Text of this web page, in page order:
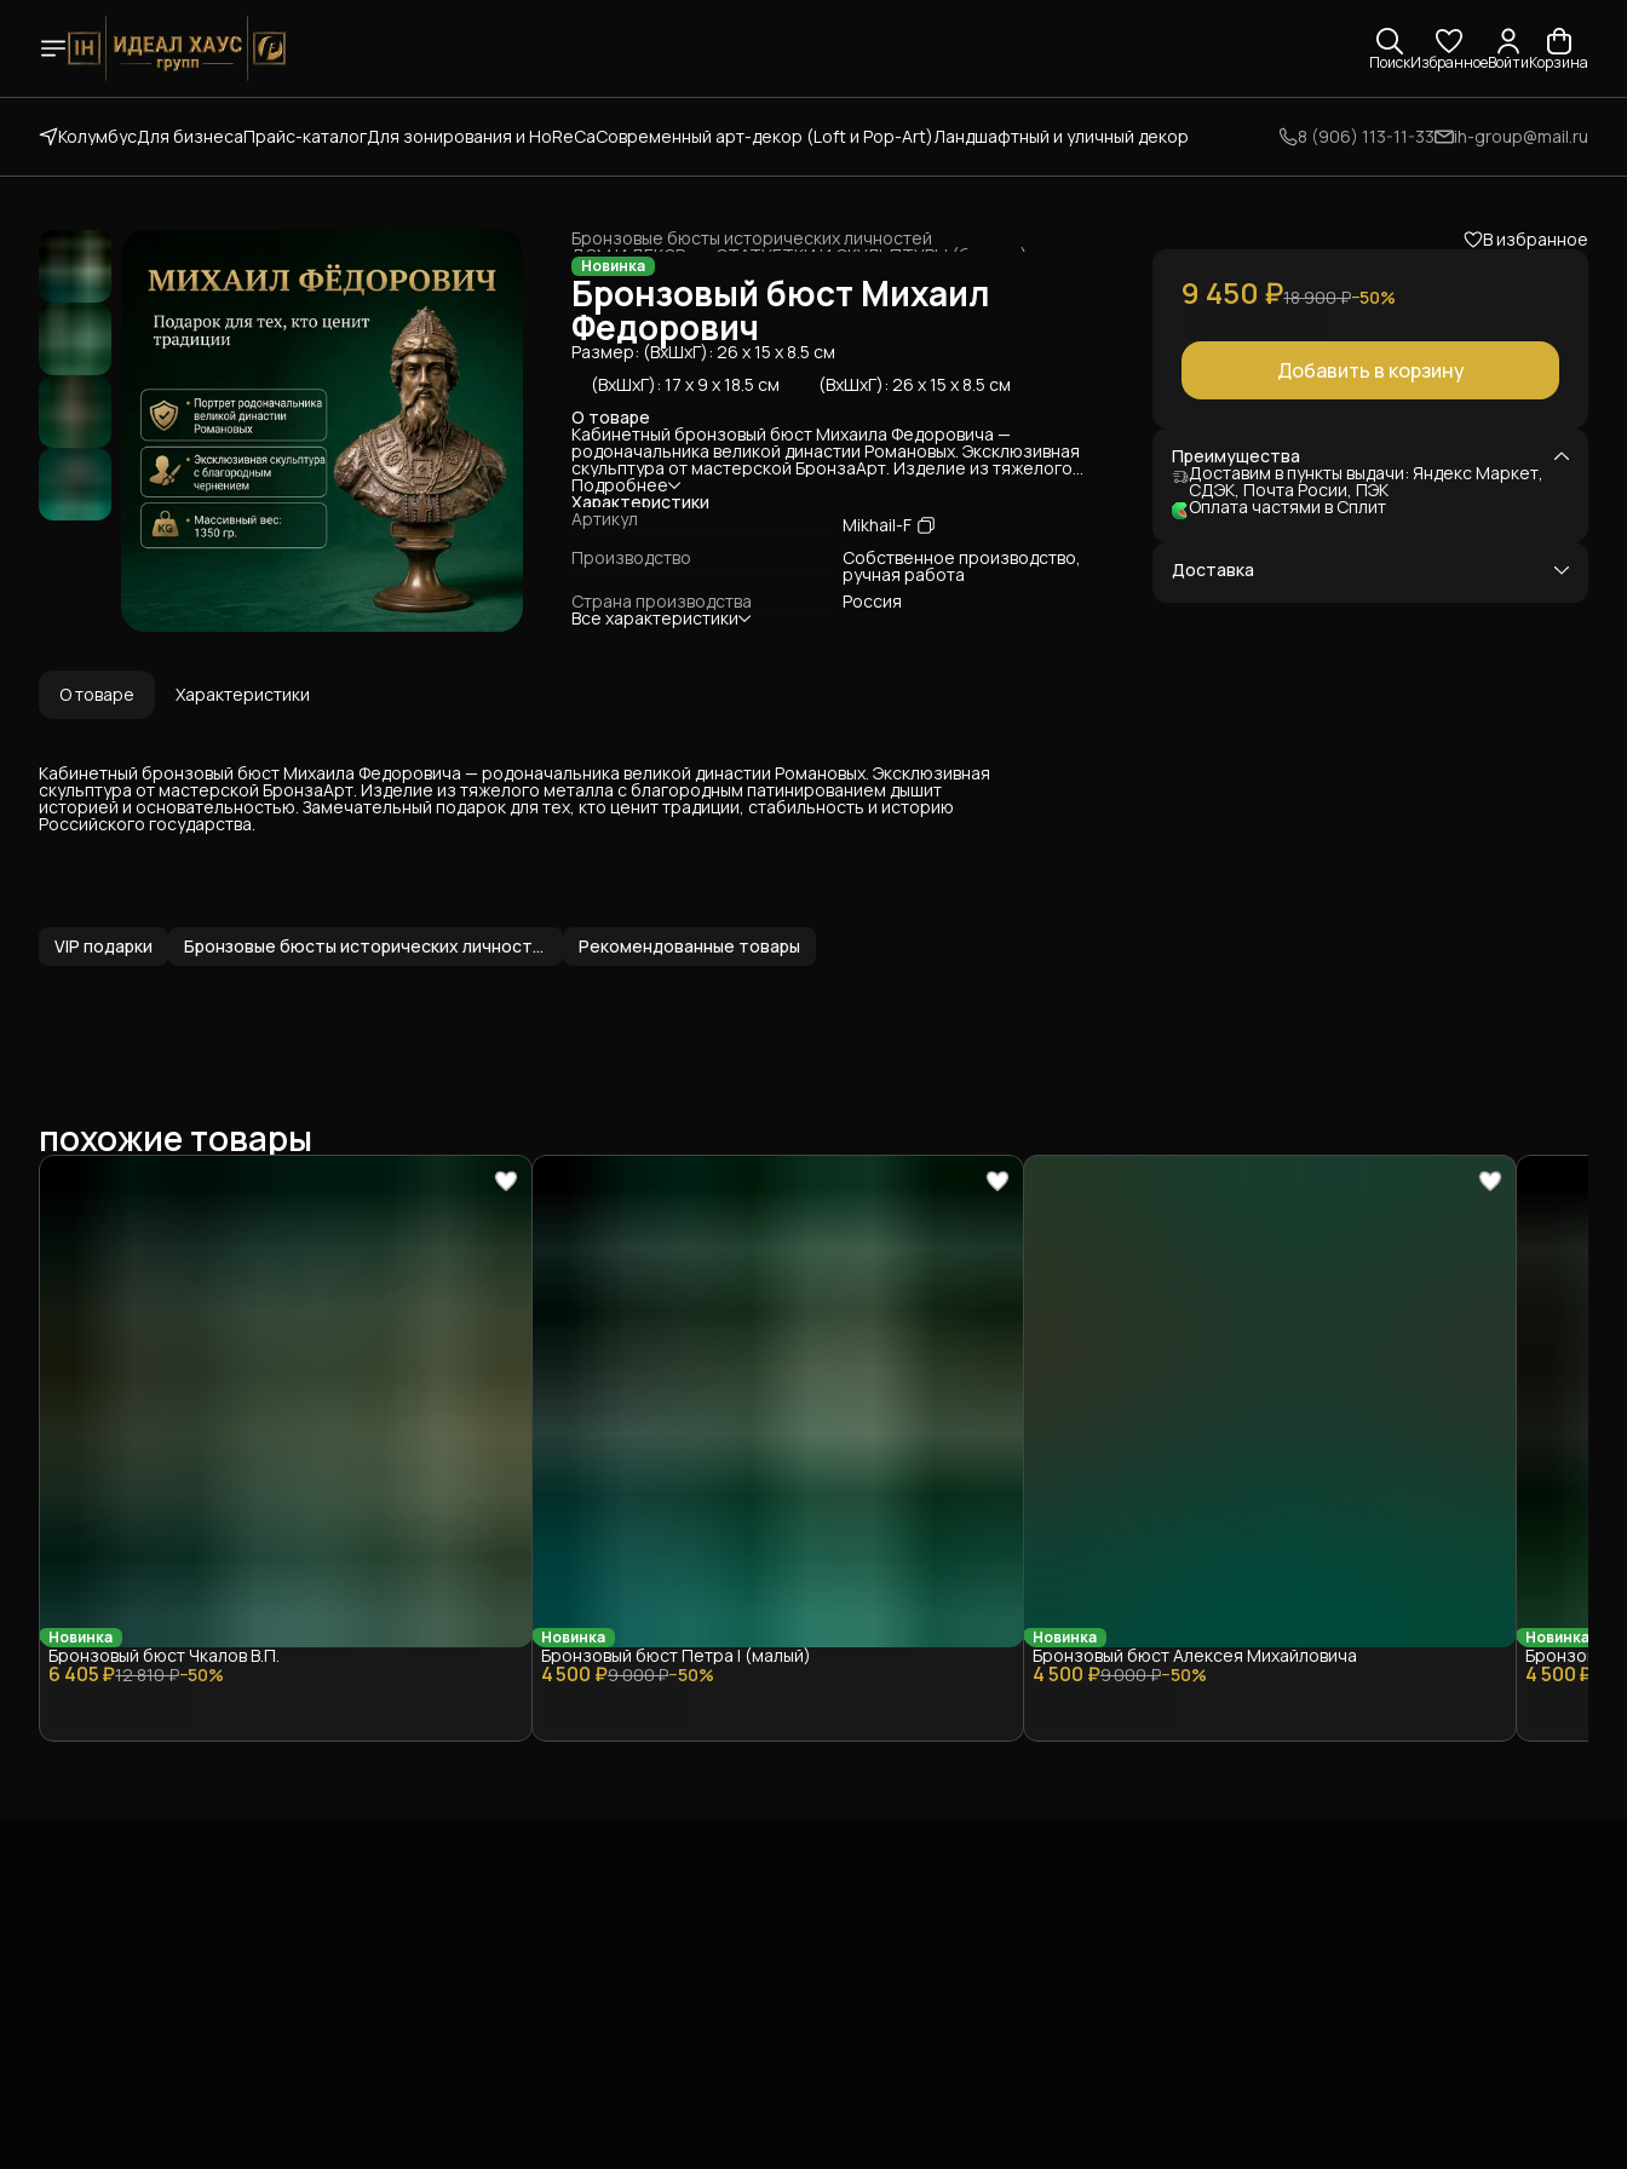
ПоискИзбранноеВойтиКорзина
КолумбусДля бизнесаПрайс-каталогДля зонирования и HoReCaСовременный арт-декор (Loft и Pop-Art)Ландшафтный и уличный декор 8 (906) 113-11-33 ih-group@mail.ru
Бронзовые бюсты исторических личностей
СТАТУЕТКИ И СКУЛЬПТУРЫ (бронза)
ДОМ И ДЕКОР
Главная ›
Новинка
Бронзовый бюст Михаил
Федорович
Размер: (ВхШхГ): 26 х 15 х 8.5 см
(ВхШхГ): 17 х 9 х 18.5 см
(ВхШхГ): 26 х 15 х 8.5 см
О товаре
Кабинетный бронзовый бюст Михаила Федоровича —
родоначальника великой династии Романовых. Эксклюзивная
скульптура от мастерской БронзаАрт. Изделие из тяжелого
металла с благородным патинированием дышит историей и
основательностью. Замечательный подарок для тех, кто ценит
традиции, стабильность и историю Российского государства.
Подробнее
Характеристики
Артикул
Mikhail-F
Производство
Собственное производство,
ручная работа
Страна производства
Россия
Все характеристики
В избранное
9 450 ₽18 900 ₽−50%
Добавить в корзину
Преимущества
Доставим в пункты выдачи: Яндекс Маркет,
СДЭК, Почта Росии, ПЭК
Оплата частями в Сплит
Доставка
О товаре Характеристики
Кабинетный бронзовый бюст Михаила Федоровича — родоначальника великой династии Романовых. Эксклюзивная
скульптура от мастерской БронзаАрт. Изделие из тяжелого металла с благородным патинированием дышит
историей и основательностью. Замечательный подарок для тех, кто ценит традиции, стабильность и историю
Российского государства.
VIP подарки Бронзовые бюсты исторических личностей Рекомендованные товары
похожие товары
Новинка
6 405 ₽12 810 ₽−50%
Бронзовый бюст Чкалов В.П.
Новинка
4 500 ₽9 000 ₽−50%
Бронзовый бюст Петра I (малый)
Новинка
4 500 ₽9 000 ₽−50%
Бронзовый бюст Алексея Михайловича
Новинка
4 500 ₽
Бронзовый